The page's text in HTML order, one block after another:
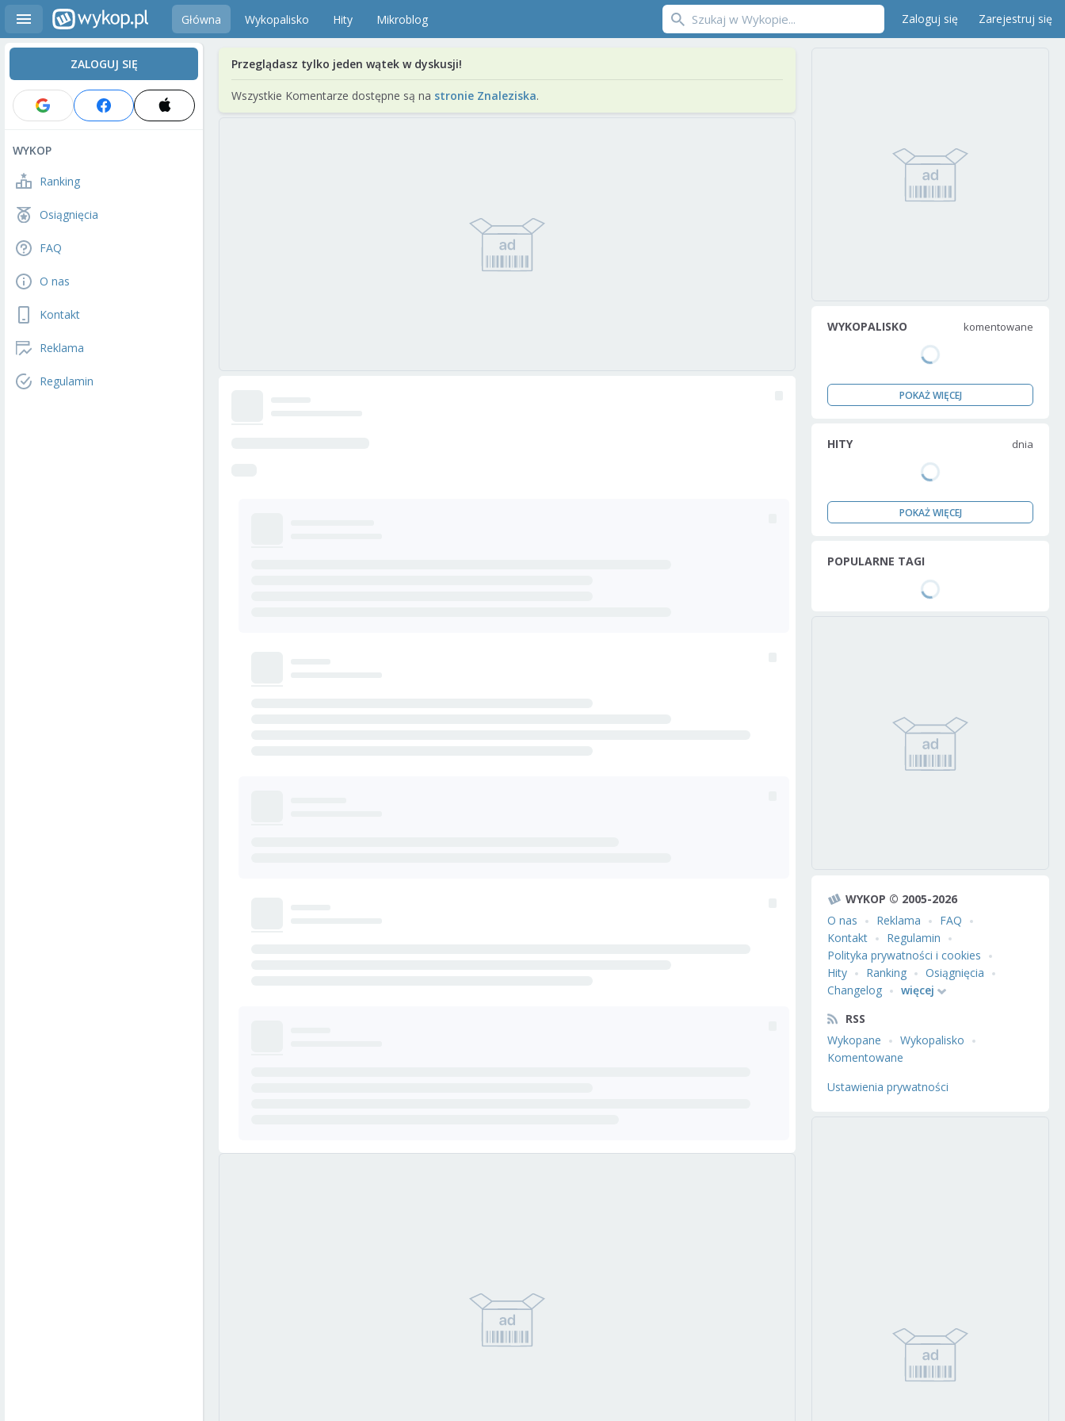
Główna Wykopalisko Hity Mikroblog Zaloguj się Zarejestruj się
ZALOGUJ SIĘ
WYKOP
Ranking
Osiągnięcia
FAQ
O nas
Kontakt
Reklama
Regulamin
Przeglądasz tylko jeden wątek w dyskusji!
Wszystkie Komentarze dostępne są na stronie Znaleziska.
WYKOPALISKO komentowane
POKAŻ WIĘCEJ
HITY dnia
POKAŻ WIĘCEJ
POPULARNE TAGI
WYKOP © 2005-2026
O nas
Reklama
FAQ
Kontakt
Regulamin
Polityka prywatności i cookies
Hity
Ranking
Osiągnięcia
Changelog
więcej
RSS
Wykopane
Wykopalisko
Komentowane
Ustawienia prywatności